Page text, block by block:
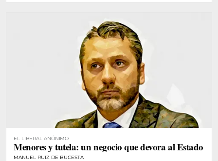
EL LIBERAL ANÓNIMO
Menores y tutela: un negocio que devora al Estado
MANUEL RUIZ DE BUCESTA